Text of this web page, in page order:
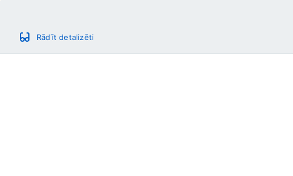
Rādīt detalizēti